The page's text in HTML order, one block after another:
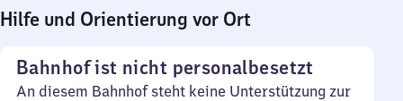
Hilfe und Orientierung vor Ort
Bahnhof ist nicht personalbesetzt
An diesem Bahnhof steht keine Unterstützung zur